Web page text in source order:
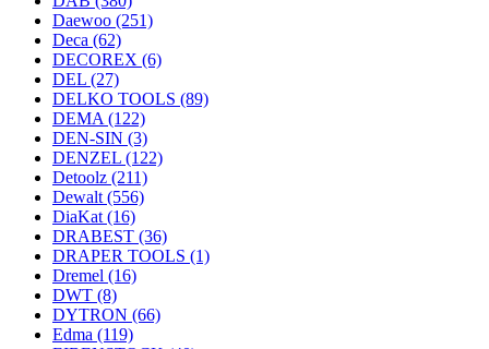
Daewoo (251)
Deca (62)
DECOREX (6)
DEL (27)
DELKO TOOLS (89)
DEMA (122)
DEN-SIN (3)
DENZEL (122)
Detoolz (211)
Dewalt (556)
DiaKat (16)
DRABEST (36)
DRAPER TOOLS (1)
Dremel (16)
DWT (8)
DYTRON (66)
Edma (119)